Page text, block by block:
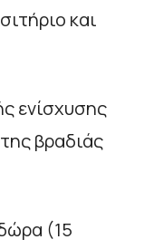
και
ενίσχυσης
βραδιάς
(15